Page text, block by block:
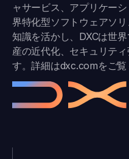
ャサービス、アプリケー
界特化型ソフトウェアソ
知識を活かし、DXCは世
産の近代化、セキュリテ
す。詳細はdxc.comをご覧